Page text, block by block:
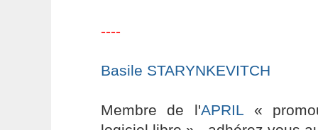
----
Basile STARYNKEVITCH
Membre de l'APRIL «